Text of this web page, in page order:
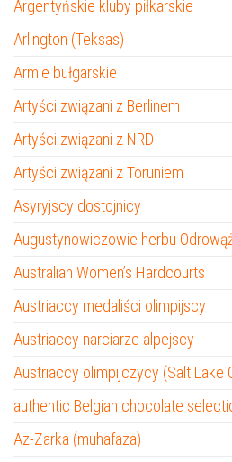
Argentyńskie kluby piłkarskie
Arlington (Teksas)
Armie bułgarskie
Artyści związani z Berlinem
Artyści związani z NRD
Artyści związani z Toruniem
Asyryjscy dostojnicy
Augustynowiczowie herbu
Australian Women’s Hardcourts
Austriaccy medaliści olimpijscy
Austriaccy narciarze alpejscy
Austriaccy olimpijczycy (Salt Lake
authentic Belgian chocolate
Az-Zarka (muhafaza)